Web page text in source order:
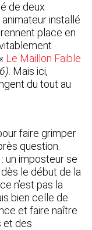
de deux
installé
place en
Le Maillon Faible
. Mais ici,
du tout au
faire grimper
question.
un imposteur se
le début de la
n’est pas la
bien celle de
et faire naître
et des